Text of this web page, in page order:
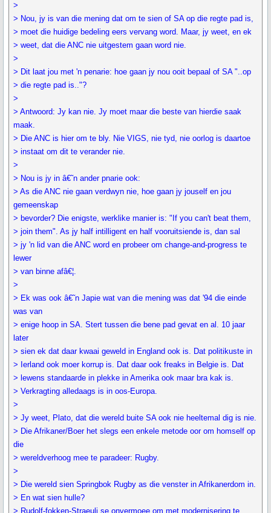
>
> Nou, jy is van die mening dat om te sien of SA op die regte pad is,
> moet die huidige bedeling eers vervang word. Maar, jy weet, en ek
> weet, dat die ANC nie uitgestem gaan word nie.
>
> Dit laat jou met 'n penarie: hoe gaan jy nou ooit bepaal of SA "..op
> die regte pad is.."?
>
> Antwoord: Jy kan nie. Jy moet maar die beste van hierdie saak
maak.
> Die ANC is hier om te bly. Nie VIGS, nie tyd, nie oorlog is daartoe
> instaat om dit te verander nie.
>
> Nou is jy in â€˜n ander pnarie ook:
> As die ANC nie gaan verdwyn nie, hoe gaan jy jouself en jou
gemeenskap
> bevorder? Die enigste, werklike manier is: "If you can't beat them,
> join them". As jy half intilligent en half vooruitsiende is, dan sal
> jy 'n lid van die ANC word en probeer om change-and-progress te
lewer
> van binne afâ€¦.
>
> Ek was ook â€˜n Japie wat van die mening was dat '94 die einde
was van
> enige hoop in SA. Stert tussen die bene pad gevat en al. 10 jaar
later
> sien ek dat daar kwaai geweld in England ook is. Dat politikuste in
> Ierland ook moer korrup is. Dat daar ook freaks in Belgie is. Dat
> lewens standaarde in plekke in Amerika ook maar bra kak is.
> Verkragting alledaags is in oos-Europa.
>
> Jy weet, Plato, dat die wereld buite SA ook nie heeltemal dig is nie.
> Die Afrikaner/Boer het slegs een enkele metode oor om homself op
die
> wereldverhoog mee te paradeer: Rugby.
>
> Die wereld sien Springbok Rugby as die venster in Afrikanerdom in.
> En wat sien hulle?
> Rudolf-fokken-Straeuli se onvermoee om met modernisering te